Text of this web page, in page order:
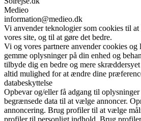
Medieo
information@medieo.dk
Vi anvender teknologier som cookies til
vores site, og til at gøre det bedre.
Vi og vores partnere anvender cookies
gemme oplysninger på din enhed og
tilbyde dig en bedre og mere
altid mulighed for at ændre dine
databeskyttelse
Opbevar og/eller få adgang til
begrænsede data til at vælge annoncer.
annoncering. Brug profiler til at vælge
profiler til personligt indhold. Brug